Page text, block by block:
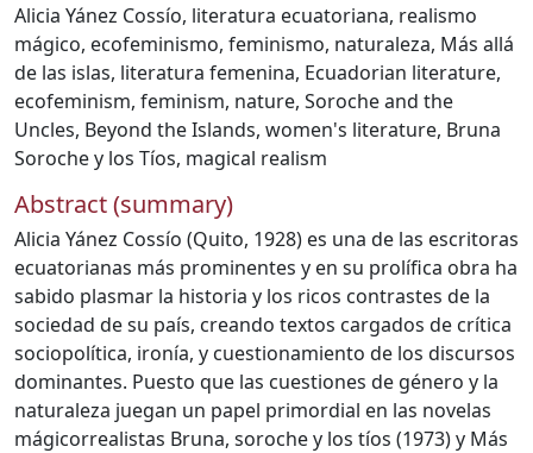
Alicia Yánez Cossío, literatura ecuatoriana, realismo
mágico, ecofeminismo, feminismo, naturaleza, Más allá
de las islas, literatura femenina, Ecuadorian literature,
ecofeminism, feminism, nature, Soroche and the
Uncles, Beyond the Islands, women's literature, Bruna
Soroche y los Tíos, magical realism
Abstract (summary)
Alicia Yánez Cossío (Quito, 1928) es una de las escritoras
ecuatorianas más prominentes y en su prolífica obra ha
sabido plasmar la historia y los ricos contrastes de la
sociedad de su país, creando textos cargados de crítica
sociopolítica, ironía, y cuestionamiento de los discursos
dominantes. Puesto que las cuestiones de género y la
naturaleza juegan un papel primordial en las novelas
mágicorrealistas Bruna, soroche y los tíos (1973) y Más